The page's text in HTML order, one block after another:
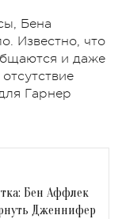
Бена
Известно, что
и даже
Гарнер
Бен Аффлек
Дженнифер